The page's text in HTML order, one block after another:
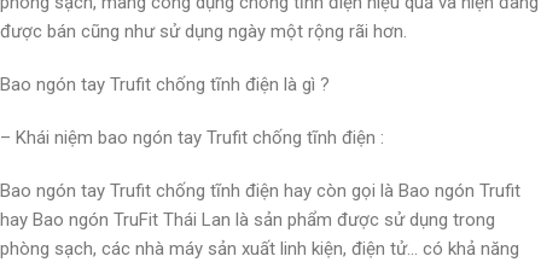
được bán cũng như sử dụng ngày một rộng rãi hơn.
Bao ngón tay Trufit chống tĩnh điện là gì ?
– Khái niệm bao ngón tay Trufit chống tĩnh điện :
Bao ngón tay Trufit chống tĩnh điện hay còn gọi là Bao ngón Trufit
hay Bao ngón TruFit Thái Lan là sản phẩm được sử dụng trong
phòng sạch, các nhà máy sản xuất linh kiện, điện tử… có khả năng